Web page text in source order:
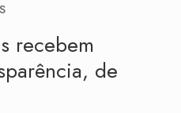
recebem
de